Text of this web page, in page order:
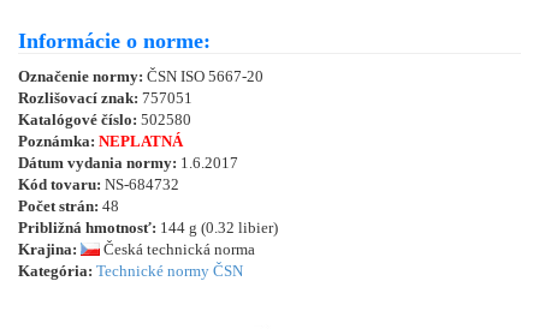
Informácie o norme:
Označenie normy: ČSN ISO 5667-20
Rozlišovací znak: 757051
Katalógové číslo: 502580
Poznámka: NEPLATNÁ
Dátum vydania normy: 1.6.2017
Kód tovaru: NS-684732
Počet strán: 48
Približná hmotnosť: 144 g (0.32 libier)
Krajina:
Česká technická norma
Kategória: Technické normy ČSN